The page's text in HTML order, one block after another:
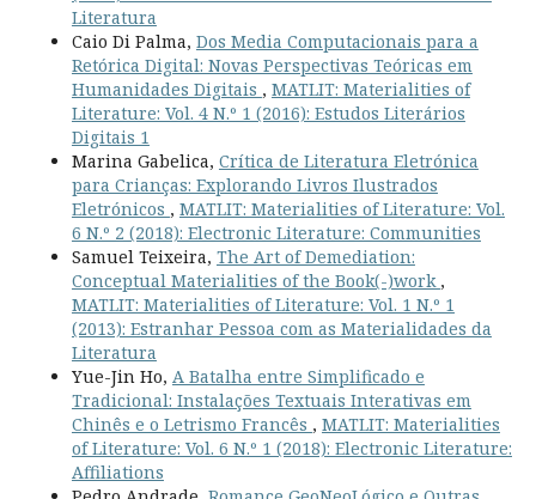
Literatura
Caio Di Palma, Dos Media Computacionais para a
Retórica Digital: Novas Perspectivas Teóricas em
Humanidades Digitais , MATLIT: Materialities of
Literature: Vol. 4 N.º 1 (2016): Estudos Literários
Digitais 1
Marina Gabelica, Crítica de Literatura Eletrónica
para Crianças: Explorando Livros Ilustrados
Eletrónicos , MATLIT: Materialities of Literature: Vol.
6 N.º 2 (2018): Electronic Literature: Communities
Samuel Teixeira, The Art of Demediation:
Conceptual Materialities of the Book(-)work ,
MATLIT: Materialities of Literature: Vol. 1 N.º 1
(2013): Estranhar Pessoa com as Materialidades da
Literatura
Yue-Jin Ho, A Batalha entre Simplificado e
Tradicional: Instalações Textuais Interativas em
Chinês e o Letrismo Francês , MATLIT: Materialities
of Literature: Vol. 6 N.º 1 (2018): Electronic Literature:
Affiliations